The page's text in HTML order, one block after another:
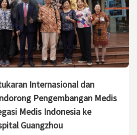
Internasional dan
Pengembangan Medis
Medis Indonesia ke
Guangzhou